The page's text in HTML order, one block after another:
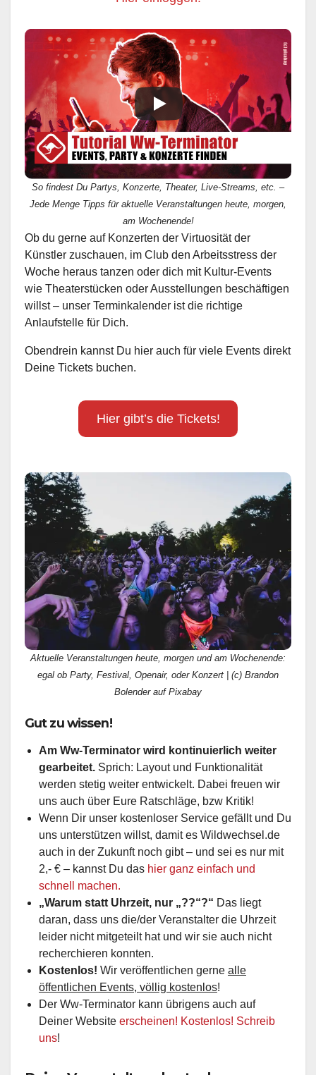
So findest Du Partys, Konzerte, Theater, Live-Streams, etc. –
Jede Menge Tipps für aktuelle Veranstaltungen heute, morgen,
am Wochenende!
Ob du gerne auf Konzerten der Virtuosität der
Künstler zuschauen, im Club den Arbeitsstress der
Woche heraus tanzen oder dich mit Kultur-Events
wie Theaterstücken oder Ausstellungen beschäftigen
willst – unser Terminkalender ist die richtige
Anlaufstelle für Dich.
Obendrein kannst Du hier auch für viele Events direkt
Deine Tickets buchen.
Hier gibt’s die Tickets!
Aktuelle Veranstaltungen heute, morgen und am Wochenende:
egal ob Party, Festival, Openair, oder Konzert | (c) Brandon
Bolender auf Pixabay
Gut zu wissen!
Am Ww-Terminator wird kontinuierlich weiter
gearbeitet. Sprich: Layout und Funktionalität
werden stetig weiter entwickelt. Dabei freuen wir
uns auch über Eure Ratschläge, bzw Kritik!
Wenn Dir unser kostenloser Service gefällt und Du
uns unterstützen willst, damit es Wildwechsel.de
auch in der Zukunft noch gibt – und sei es nur mit
2,- € – kannst Du das hier ganz einfach und
schnell machen.
„Warum statt Uhrzeit, nur „??“?“ Das liegt
daran, dass uns die/der Veranstalter die Uhrzeit
leider nicht mitgeteilt hat und wir sie auch nicht
recherchieren konnten.
Kostenlos! Wir veröffentlichen gerne alle
öffentlichen Events, völlig kostenlos!
Der Ww-Terminator kann übrigens auch auf
Deiner Website erscheinen! Kostenlos! Schreib
uns!